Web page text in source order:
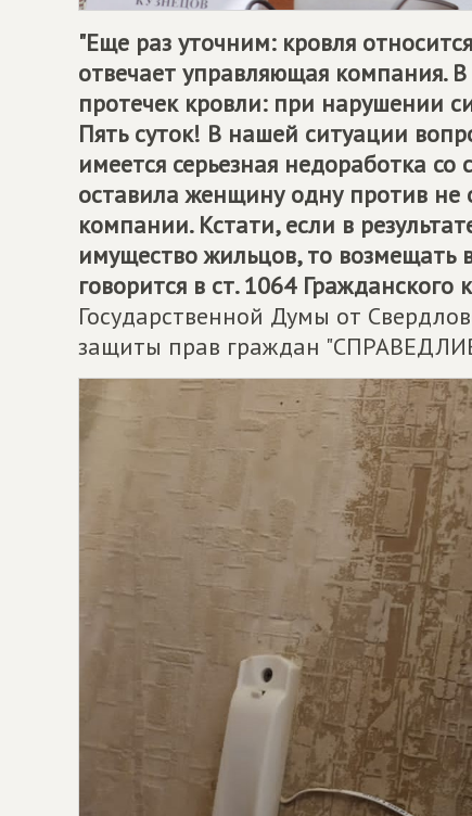
"Еще раз уточним: кровля
отвечает управляющая компания.
протечек кровли: при нарушении
Пять суток! В нашей ситуации
имеется серьезная недоработка
оставила женщину одну против
компании. Кстати, если в
имущество жильцов, то
говорится в ст. 1064 Гражданского
Государственной Думы от
защиты прав граждан